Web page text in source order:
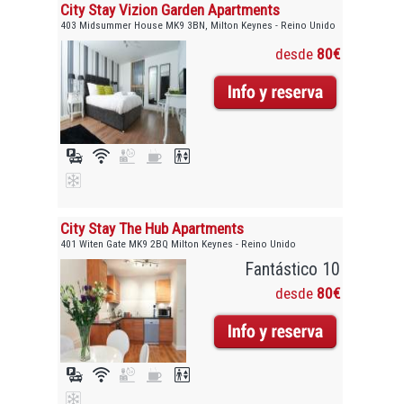
City Stay Vizion Garden Apartments
403 Midsummer House MK9 3BN, Milton Keynes - Reino Unido
desde 80€
City Stay The Hub Apartments
401 Witen Gate MK9 2BQ Milton Keynes - Reino Unido
Fantástico 10
desde 80€